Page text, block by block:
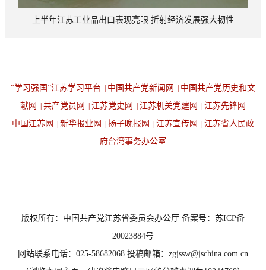
上半年江苏工业品出口表现亮眼 折射经济发展强大韧性
“学习强国”江苏学习平台 | 中国共产党新闻网 | 中国共产党历史和文
献网
| 共产党员网 | 江苏党史网 | 江苏机关党建网 | 江苏先锋网
中国江苏网
| 新华报业网 | 扬子晚报网 | 江苏宣传网 | 江苏省人民政
府台湾事务办公室
版权所有：中国共产党江苏省委员会办公厅 备案号：苏ICP备
20023884号
网站联系电话：025-58682068 投稿邮箱：zgjssw@jschina.com.cn